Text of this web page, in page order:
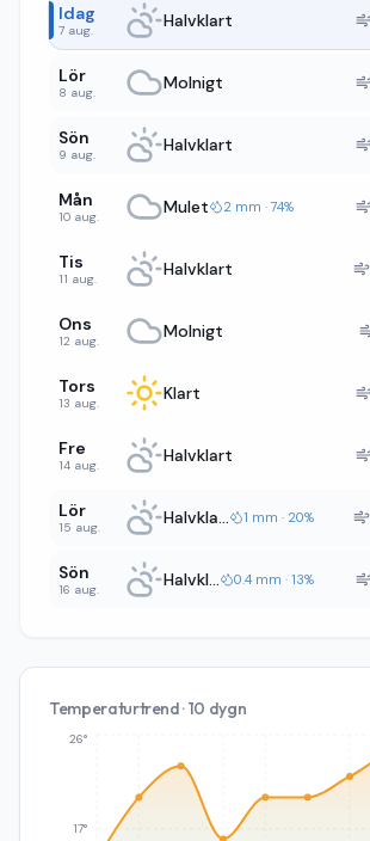
Idag
7 aug. Halvklart
Lör
8 aug. Molnigt
Sön
9 aug. Halvklart
Mån
10 aug. Mulet 2 mm · 74%
Tis
11 aug. Halvklart
Ons
12 aug. Molnigt
Tors
13 aug. Klart
Fre
14 aug. Halvklart
Lör
15 aug. Halvklart 1 mm · 20%
Sön
16 aug. Halvklart 0.4 mm · 13%
Temperaturtrend · 10 dygn
17°
26°